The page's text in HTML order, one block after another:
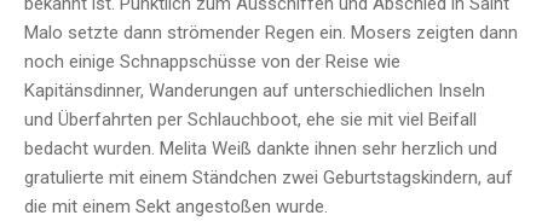
Malo setzte dann strömender Regen ein. Mosers zeigten dann
noch einige Schnappschüsse von der Reise wie
Kapitänsdinner, Wanderungen auf unterschiedlichen Inseln
und Überfahrten per Schlauchboot, ehe sie mit viel Beifall
bedacht wurden. Melita Weiß dankte ihnen sehr herzlich und
gratulierte mit einem Ständchen zwei Geburtstagskindern, auf
die mit einem Sekt angestoßen wurde.